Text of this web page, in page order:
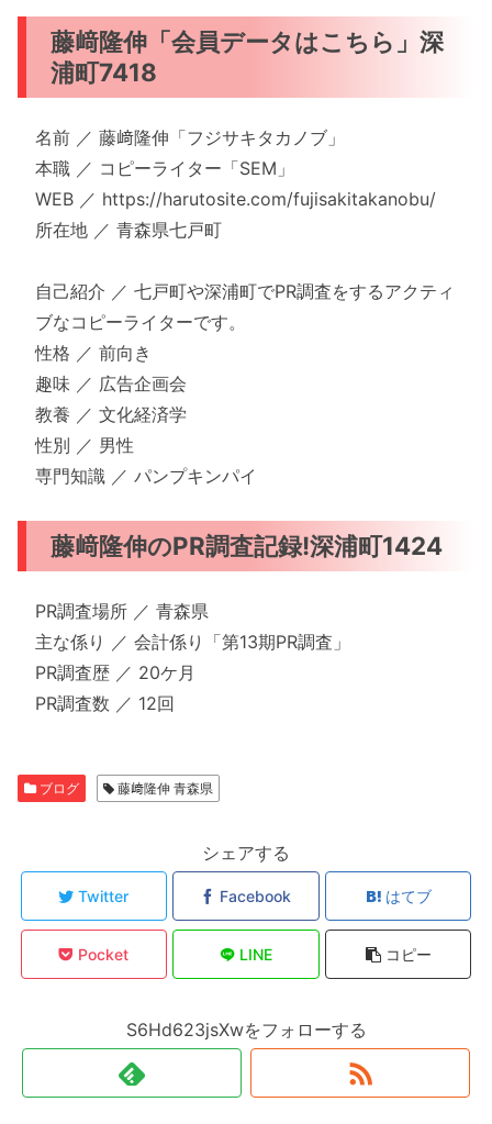
藤﨑隆伸「会員データはこちら」深
浦町7418
名前 ／ 藤﨑隆伸「フジサキタカノブ」
本職 ／ コピーライター「SEM」
WEB ／ https://harutosite.com/fujisakitakanobu/
所在地 ／ 青森県七戸町
自己紹介 ／ 七戸町や深浦町でPR調査をするアクティ
ブなコピーライターです。
性格 ／ 前向き
趣味 ／ 広告企画会
教養 ／ 文化経済学
性別 ／ 男性
専門知識 ／ パンプキンパイ
藤﨑隆伸のPR調査記録!深浦町1424
PR調査場所 ／ 青森県
主な係り ／ 会計係り「第13期PR調査」
PR調査歴 ／ 20ケ月
PR調査数 ／ 12回
ブログ 藤﨑隆伸 青森県
シェアする
Twitter Facebook はてブ
Pocket LINE コピー
S6Hd623jsXwをフォローする